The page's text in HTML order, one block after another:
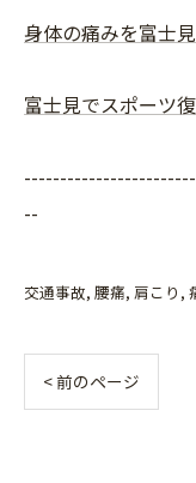
身体の痛みを富士
富士見でスポーツ
--
交通事故 腰痛 肩こり
< 前のページ